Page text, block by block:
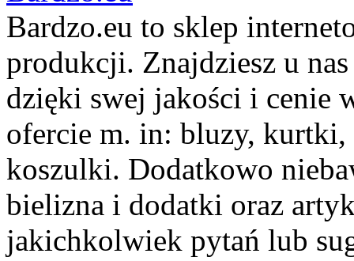
Bardzo.eu to sklep
produkcji. Znajdziesz u
dzięki swej jakości i cenie
ofercie m. in: bluzy,
koszulki. Dodatkowo
bielizna i dodatki oraz
jakichkolwiek pytań lub